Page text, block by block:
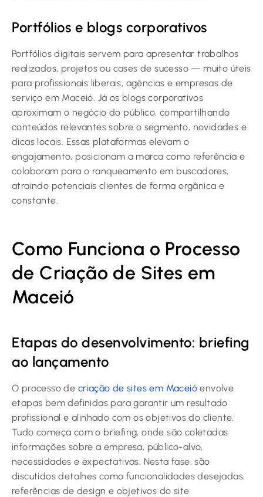
Portfólios e blogs corporativos
Portfólios digitais servem para apresentar trabalhos
realizados, projetos ou cases de sucesso — muito úteis
para profissionais liberais, agências e empresas de
serviço em Maceió. Já os blogs corporativos
aproximam o negócio do público, compartilhando
conteúdos relevantes sobre o segmento, novidades e
dicas locais. Essas plataformas elevam o
engajamento, posicionam a marca como referência e
colaboram para o ranqueamento em buscadores,
atraindo potenciais clientes de forma orgânica e
constante.
Como Funciona o Processo
de Criação de Sites em
Maceió
Etapas do desenvolvimento: briefing
ao lançamento
O processo de criação de sites em Maceió envolve
etapas bem definidas para garantir um resultado
profissional e alinhado com os objetivos do cliente.
Tudo começa com o briefing, onde são coletadas
informações sobre a empresa, público-alvo,
necessidades e expectativas. Nesta fase, são
discutidos detalhes como funcionalidades desejadas,
referências de design e objetivos do site.